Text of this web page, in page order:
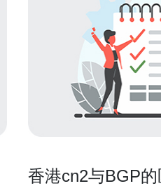
香港cn2与BGP